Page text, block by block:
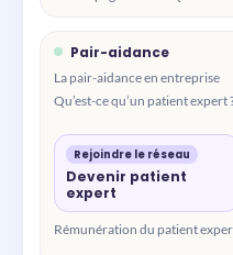
Pair-aidance
La pair-aidance en entreprise
Qu’est-ce qu’un patient expert
Rejoindre le réseau
Devenir patient
expert
Rémunération du patient